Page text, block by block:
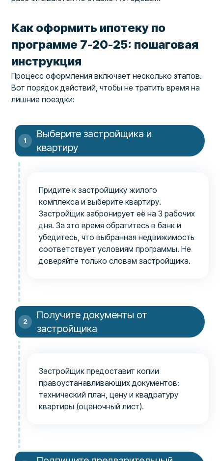
Как оформить ипотеку по
программе 7-20-25: пошаговая
инструкция
Процесс оформления включает несколько этапов.
Вот порядок действий, чтобы не тратить время на
лишние поездки:
Выберите застройщика и
квартиру
Придите к застройщику жилого
комплекса и выберите квартиру.
Застройщик забронирует её на 3 рабочих
дня. За это время обратитесь в банк и
убедитесь, что выбранная недвижимость
соответствует условиям программы. Не
доверяйте только словам застройщика.
Получите документы от
застройщика
Застройщик предоставит копии
правоустанавливающих документов:
технический план, цену и квадратуру
квартиры (оценочный лист).